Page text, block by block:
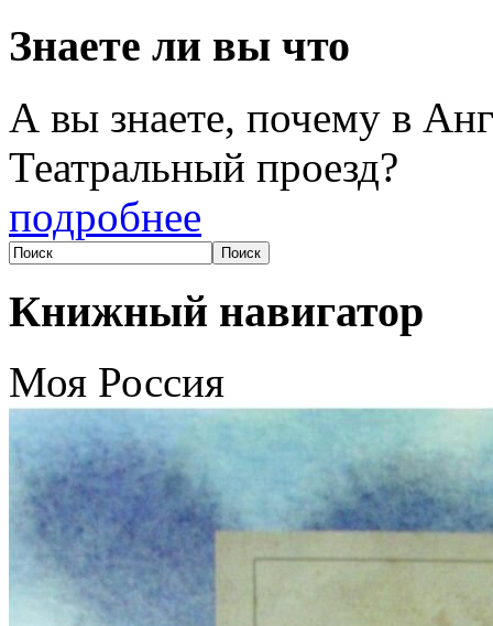
Знаете ли вы что
А вы знаете, почему в
Театральный проезд?
подробнее
Книжный навигатор
Моя Россия